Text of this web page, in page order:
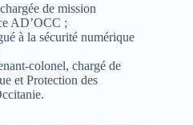
de mission
AD’OCC ;
à la sécurité numérique
colonel, chargé de
et Protection des